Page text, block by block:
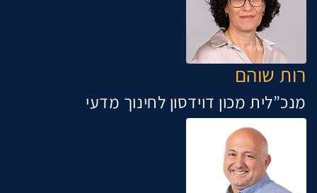
רות שוהם
מנכ”לית מכון דוידסון לחינוך מדעי